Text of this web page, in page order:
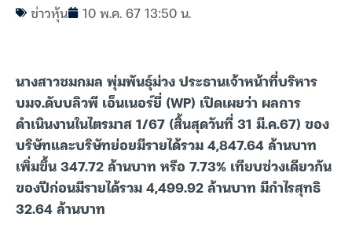
ข่าวหุ้น 10 พ.ค. 67 13:50 น.
นางสาวชมกมล พุ่มพันธุ์ม่วง ประธานเจ้าหน้าที่บริหาร
บมจ.ดับบลิวพี เอ็นเนอร์ยี่ (WP) เปิดเผยว่า ผลการ
ดำเนินงานในไตรมาส 1/67 (สิ้นสุดวันที่ 31 มี.ค.67) ของ
บริษัทและบริษัทย่อยมีรายได้รวม 4,847.64 ล้านบาท
เพิ่มขึ้น 347.72 ล้านบาท หรือ 7.73% เทียบช่วงเดียวกัน
ของปีก่อนมีรายได้รวม 4,499.92 ล้านบาท มีกำไรสุทธิ
32.64 ล้านบาท